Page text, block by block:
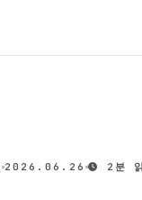
2026.06.26 2분